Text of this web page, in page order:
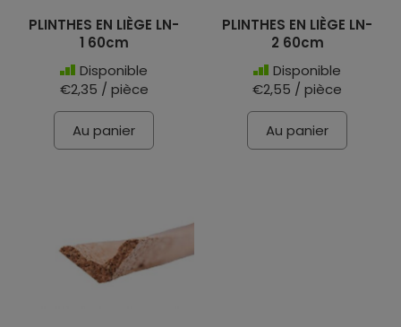
PLINTHES EN LIÈGE LN-
1 60cm
Disponible
€2,35 / pièce
Au panier
PLINTHES EN LIÈGE LN-
2 60cm
Disponible
€2,55 / pièce
Au panier